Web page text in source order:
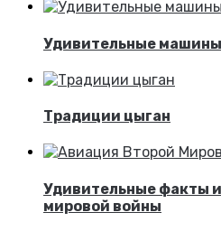
Удивительные
Традиции цыган
Удивительные факты
мировой войны